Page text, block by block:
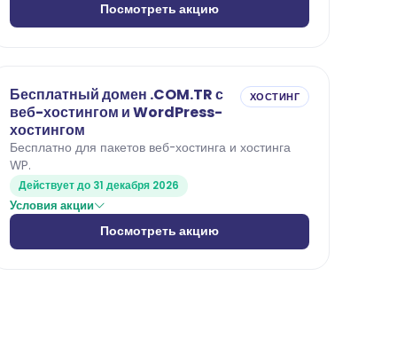
Посмотреть акцию
Бесплатный домен .COM.TR с
веб-хостингом и WordPress-
хостингом
ХОСТИНГ
Бесплатно для пакетов веб-хостинга и хостинга
WP.
Действует до 31 декабря 2026
Условия акции
Посмотреть акцию